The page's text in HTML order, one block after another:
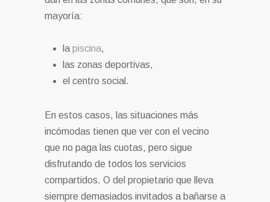
mayoría:
la piscina,
las zonas deportivas,
el centro social.
En estos casos, las situaciones más
incómodas tienen que ver con el vecino
que no paga las cuotas, pero sigue
disfrutando de todos los servicios
compartidos. O del propietario que lleva
siempre demasiados invitados a bañarse a